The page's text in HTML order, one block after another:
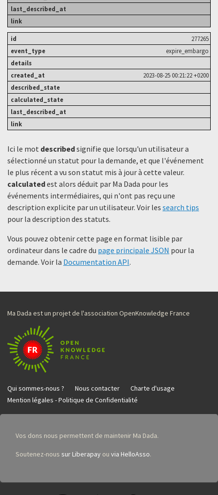
277265
expire_embargo
2023-08-25 00:21:22 +0200
Ici le mot describedsignifie que lorsqu'un utilisateur a
sélectionné un statut ​​pour la demande, et que l'événement
le plus récent a vu son statut mis à jour à cette valeur.
calculatedest alors déduit par Ma Dada pour les
événements intermédiaires, qui n'ont pas reçu une
description explicite par un utilisateur. Voir les search tips
pour la description des statuts.
Vous pouvez obtenir cette page en format lisible par
ordinateur dans le cadre du page principale JSON pour la
demande. Voir la Documentation API.
Ma Dada est un projet de l'association OpenKnowledge France
Qui sommes-nous ? Nous contacter
Charte d'usage
Mention légales - Politique de Confidentialité
Vos dons nous permettent de maintenir Ma Dada.
Soutenez-nous sur Liberapay ou via HelloAsso.